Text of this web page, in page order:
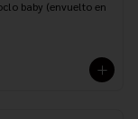
baby (envuelto en